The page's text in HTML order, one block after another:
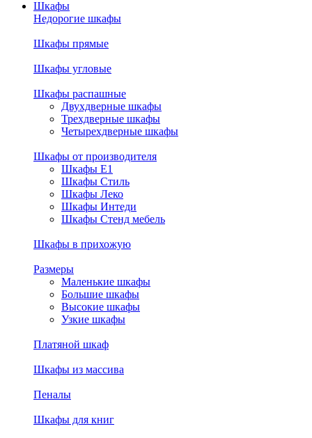
Шкафы
Недорогие шкафы
Шкафы прямые
Шкафы угловые
Шкафы распашные
Двухдверные шкафы
Трехдверные шкафы
Четырехдверные шкафы
Шкафы от производителя
Шкафы E1
Шкафы Стиль
Шкафы Леко
Шкафы Интеди
Шкафы Стенд мебель
Шкафы в прихожую
Размеры
Маленькие шкафы
Большие шкафы
Высокие шкафы
Узкие шкафы
Платяной шкаф
Шкафы из массива
Пеналы
Шкафы для книг